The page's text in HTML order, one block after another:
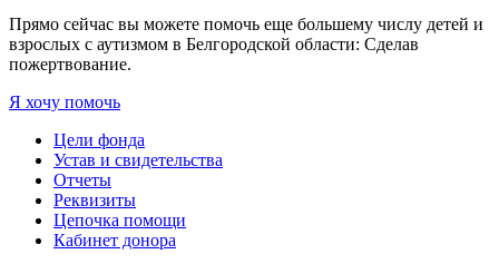
Прямо сейчас вы можете помочь еще большему числу детей и
взрослых с аутизмом в Белгородской области: Сделав
пожертвование.
Я хочу помочь
Цели фонда
Устав и свидетельства
Отчеты
Реквизиты
Цепочка помощи
Кабинет донора